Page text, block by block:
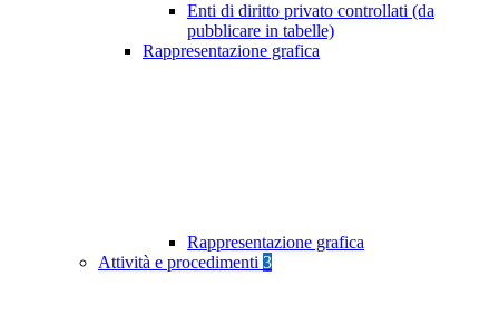
Enti di diritto privato controllati (da
pubblicare in tabelle)
Rappresentazione grafica
Rappresentazione grafica
Attività e procedimenti 3